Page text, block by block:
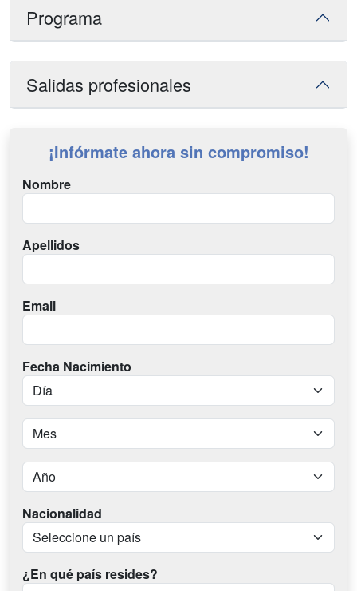
Programa
Salidas profesionales
¡Infórmate ahora sin compromiso!
Nombre
Apellidos
Email
Fecha Nacimiento
Nacionalidad
¿En qué país resides?